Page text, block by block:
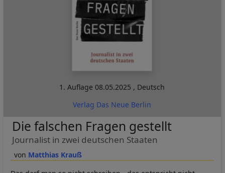
1. Auflage08.05.2025 , Deutsch
Verlag Das Neue Berlin
Matthias Krauß
Die falschen Fragen gestellt
Journalist in zwei deutschen Staaten